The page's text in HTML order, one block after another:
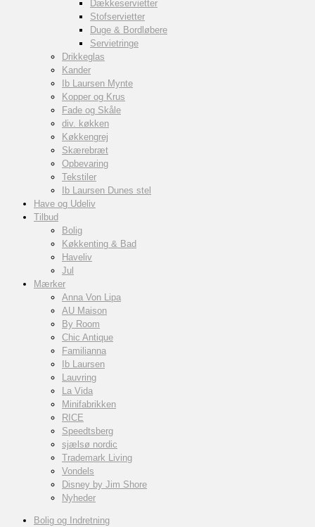
Dækkeservietter
Stofservietter
Duge & Bordløbere
Servietringe
Drikkeglas
Kander
Ib Laursen Mynte
Kopper og Krus
Fade og Skåle
div. køkken
Køkkengrej
Skærebræt
Opbevaring
Tekstiler
Ib Laursen Dunes stel
Have og Udeliv
Tilbud
Bolig
Køkkenting & Bad
Haveliv
Jul
Mærker
Anna Von Lipa
AU Maison
By Room
Chic Antique
Familianna
Ib Laursen
Lauvring
La Vida
Minifabrikken
RICE
Speedtsberg
sjælsø nordic
Trademark Living
Vondels
Disney by Jim Shore
Nyheder
Bolig og Indretning